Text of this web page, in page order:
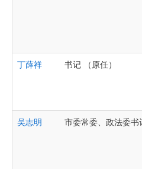
丁薛祥 书记 （原任）
吴志明 市委常委、政法委